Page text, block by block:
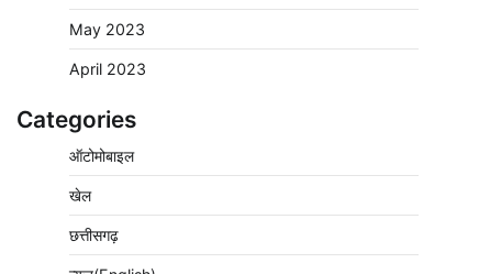
May 2023
April 2023
Categories
ऑटोमोबाइल
खेल
छत्तीसगढ़